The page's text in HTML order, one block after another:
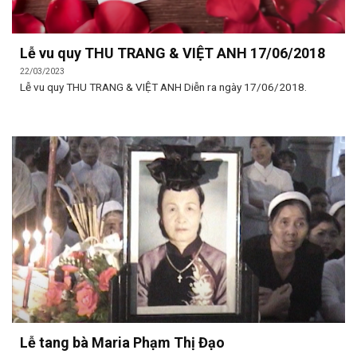
Lễ vu quy THU TRANG & VIỆT ANH 17/06/2018
22/03/2023
Lễ vu quy THU TRANG & VIỆT ANH Diễn ra ngày 17/06/2018.
Lễ tang bà Maria Phạm Thị Đạo